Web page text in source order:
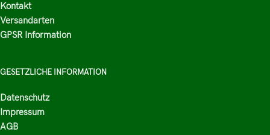
Kontakt
Versandarten
GPSR Information
GESETZLICHE INFORMATION
Datenschutz
Impressum
AGB